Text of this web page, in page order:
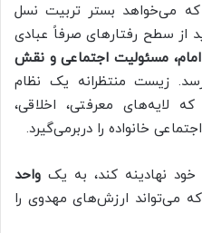
که می‌خواهد بستر تربیت نسل
از سطح رفتارهای صرفاً عبادی
مسئولیت اجتماعی و نقش
زیست منتظرانه یک نظام
لایه‌های معرفتی، اخلاقی،
خانواده را دربرمی‌گیرد.
خود نهادینه کند، به یک واحد
می‌تواند ارزش‌های مهدوی را